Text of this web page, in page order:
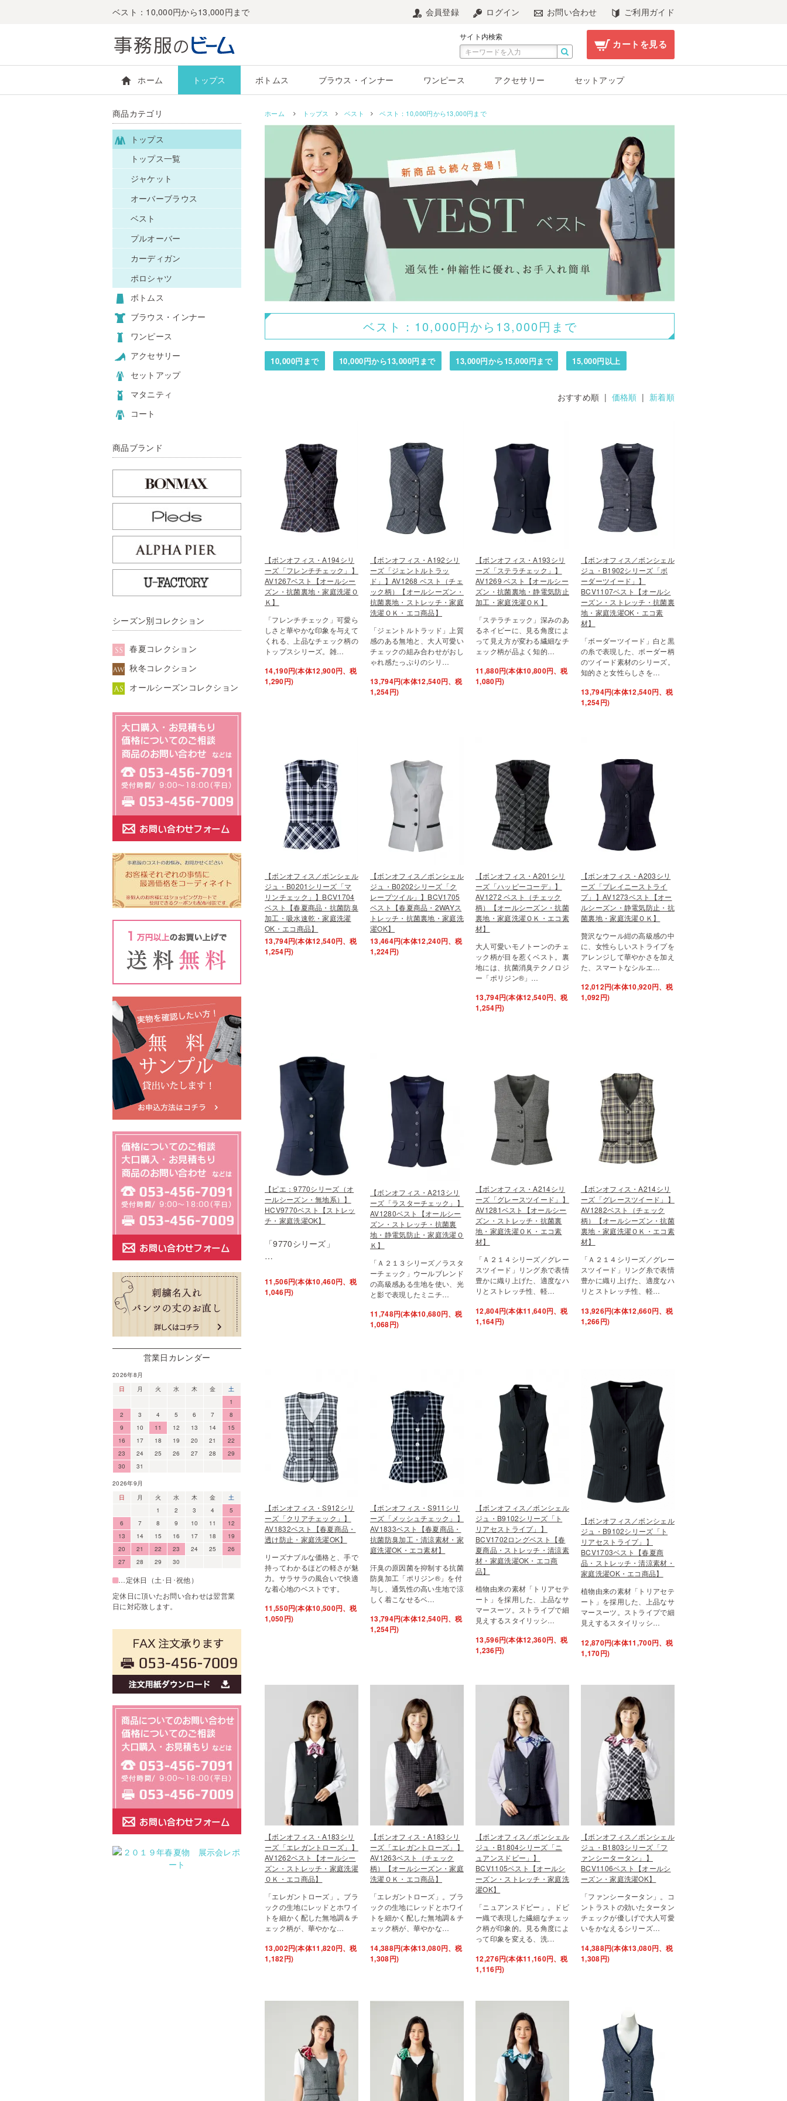
ベスト：10,000円から13,000円まで 会員登録 ログイン お問い合わせ ご利用ガイド
サイト内検索
カートを見る
ホーム トップス ボトムス ブラウス・インナー ワンピース アクセサリー セットアップ
ホーム トップス ベスト ベスト：10,000円から13,000円まで
ベスト：10,000円から13,000円まで
10,000円まで 10,000円から13,000円まで 13,000円から15,000円まで 15,000円以上
おすすめ順 | 価格順 | 新着順
【ボンオフィス・A194シリ
ーズ「フレンチチェック」】
AV1267ベスト【オールシー
ズン・抗菌裏地・家庭洗濯Ｏ
Ｋ】
「フレンチチェック」可愛ら
しさと華やかな印象を与えて
くれる、上品なチェック柄の
トップスシリーズ。雑…
14,190円(本体12,900円、税
1,290円)
【ボンオフィス・A192シリ
ーズ「ジェントルトラッ
ド」】AV1268 ベスト（チェ
ック柄）【オールシーズン・
抗菌裏地・ストレッチ・家庭
洗濯ＯＫ・エコ商品】
「ジェントルトラッド」上質
感のある無地と、大人可愛い
チェックの組み合わせがおし
ゃれ感たっぷりのシリ…
13,794円(本体12,540円、税
1,254円)
【ボンオフィス・A193シリ
ーズ「ステラチェック」】
AV1269 ベスト【オールシー
ズン・抗菌裏地・静電気防止
加工・家庭洗濯ＯＫ】
「ステラチェック」深みのあ
るネイビーに、見る角度によ
って見え方が変わる繊細なチ
ェック柄が品よく知的…
11,880円(本体10,800円、税
1,080円)
【ボンオフィス／ボンシェル
ジュ・B1902シリーズ「ボ
ーダーツイード」】
BCV1107ベスト【オールシ
ーズン・ストレッチ・抗菌裏
地・家庭洗濯OK・エコ素
材】
「ボーダーツイード」白と黒
の糸で表現した、ボーダー柄
のツイード素材のシリーズ。
知的さと女性らしさを…
13,794円(本体12,540円、税
1,254円)
【ボンオフィス／ボンシェル
ジュ・B0201シリーズ「マ
リンチェック」】BCV1704
ベスト【春夏商品・抗菌防臭
加工・吸水速乾・家庭洗濯
OK・エコ商品】
13,794円(本体12,540円、税
1,254円)
【ボンオフィス／ボンシェル
ジュ・B0202シリーズ「ク
レープツイル」】BCV1705
ベスト【春夏商品・2WAYス
トレッチ・抗菌裏地・家庭洗
濯OK】
13,464円(本体12,240円、税
1,224円)
【ボンオフィス・A201シリ
ーズ「ハッピーコーデ」】
AV1272 ベスト（チェック
柄）【オールシーズン・抗菌
裏地・家庭洗濯ＯＫ・エコ素
材】
大人可愛いモノトーンのチェ
ック柄が目を惹くベスト。裏
地には、抗菌消臭テクノロジ
ー「ポリジン®」…
13,794円(本体12,540円、税
1,254円)
【ボンオフィス・A203シリ
ーズ「ブレイニーストライ
プ」】AV1273ベスト【オー
ルシーズン・静電気防止・抗
菌裏地・家庭洗濯ＯＫ】
贅沢なウール紺の高級感の中
に、女性らしいストライプを
アレンジして華やかさを加え
た、スマートなシルエ…
12,012円(本体10,920円、税
1,092円)
【ピエ：9770シリーズ（オ
ールシーズン・無地系）】
HCV9770ベスト【ストレッ
チ・家庭洗濯OK】
「9770シリーズ」
…
11,506円(本体10,460円、税
1,046円)
【ボンオフィス・A213シリ
ーズ「ラスターチェック」】
AV1280ベスト【オールシー
ズン・ストレッチ・抗菌裏
地・静電気防止・家庭洗濯Ｏ
Ｋ】
「Ａ２１３シリーズ／ラスタ
ーチェック」ウールブレンド
の高級感ある生地を使い、光
と影で表現したミニチ…
11,748円(本体10,680円、税
1,068円)
【ボンオフィス・A214シリ
ーズ「グレースツイード」】
AV1281ベスト【オールシー
ズン・ストレッチ・抗菌裏
地・家庭洗濯ＯＫ・エコ素
材】
「Ａ２１４シリーズ／グレー
スツイード」リング糸で表情
豊かに織り上げた、適度なハ
リとストレッチ性、軽…
12,804円(本体11,640円、税
1,164円)
【ボンオフィス・A214シリ
ーズ「グレースツイード」】
AV1282ベスト（チェック
柄）【オールシーズン・抗菌
裏地・家庭洗濯ＯＫ・エコ素
材】
「Ａ２１４シリーズ／グレー
スツイード」リング糸で表情
豊かに織り上げた、適度なハ
リとストレッチ性、軽…
13,926円(本体12,660円、税
1,266円)
【ボンオフィス・S912シリ
ーズ「クリアチェック」】
AV1832ベスト【春夏商品・
透け防止・家庭洗濯OK】
リーズナブルな価格と、手で
持ってわかるほどの軽さが魅
力。サラサラの風合いで快適
な着心地のベストです。
11,550円(本体10,500円、税
1,050円)
【ボンオフィス・S911シリ
ーズ「メッシュチェック」】
AV1833ベスト【春夏商品・
抗菌防臭加工・清涼素材・家
庭洗濯OK・エコ素材】
汗臭の原因菌を抑制する抗菌
防臭加工「ポリジン®」を付
与し、通気性の高い生地で涼
しく着こなせるベ…
13,794円(本体12,540円、税
1,254円)
【ボンオフィス／ボンシェル
ジュ・B9102シリーズ「ト
リアセストライプ」】
BCV1702ロングベスト【春
夏商品・ストレッチ・清涼素
材・家庭洗濯OK・エコ商
品】
植物由来の素材「トリアセテ
ート」を採用した、上品なサ
マースーツ。ストライプで細
見えするスタイリッシ…
13,596円(本体12,360円、税
1,236円)
【ボンオフィス／ボンシェル
ジュ・B9102シリーズ「ト
リアセストライプ」】
BCV1703ベスト【春夏商
品・ストレッチ・清涼素材・
家庭洗濯OK・エコ商品】
植物由来の素材「トリアセテ
ート」を採用した、上品なサ
マースーツ。ストライプで細
見えするスタイリッシ…
12,870円(本体11,700円、税
1,170円)
【ボンオフィス・A183シリ
ーズ「エレガントローズ」】
AV1262ベスト【オールシー
ズン・ストレッチ・家庭洗濯
ＯＫ・エコ商品】
「エレガントローズ」。ブラ
ックの生地にレッドとホワイ
トを細かく配した無地調＆チ
ェック柄が、華やかな…
13,002円(本体11,820円、税
1,182円)
【ボンオフィス・A183シリ
ーズ「エレガントローズ」】
AV1263ベスト（チェック
柄）【オールシーズン・家庭
洗濯ＯＫ・エコ商品】
「エレガントローズ」。ブラ
ックの生地にレッドとホワイ
トを細かく配した無地調＆チ
ェック柄が、華やかな…
14,388円(本体13,080円、税
1,308円)
【ボンオフィス／ボンシェル
ジュ・B1804シリーズ「ニ
ュアンスドビー」】
BCV1105ベスト【オールシ
ーズン・ストレッチ・家庭洗
濯OK】
「ニュアンスドビー」。ドビ
ー織で表現した繊細なチェッ
ク柄が印象的。見る角度によ
って印象を変える、洗…
12,276円(本体11,160円、税
1,116円)
【ボンオフィス／ボンシェル
ジュ・B1803シリーズ「フ
ァンシータータン」】
BCV1106ベスト【オールシ
ーズン・家庭洗濯OK】
「ファンシータータン」。コ
ントラストの効いたタータン
チェックが優しげで大人可愛
いをかなえるシリーズ…
14,388円(本体13,080円、税
1,308円)
商品カテゴリ
トップス
トップス一覧
ジャケット
オーバーブラウス
ベスト
プルオーバー
カーディガン
ポロシャツ
ボトムス
ブラウス・インナー
ワンピース
アクセサリー
セットアップ
マタニティ
コート
商品ブランド
シーズン別コレクション
春夏コレクション
秋冬コレクション
オールシーズンコレクション
営業日カレンダー
2026年8月
日
月 火 水 木 金
土
1
2
3 4 5 6 7
8
9
10 11 12 13 14
15
16
17 18 19 20 21
22
23
24 25 26 27 28
29
30
31
2026年9月
日
月 火 水 木 金
土
1
2 3 4
5
6
7 8 9 10 11
12
13
14 15 16 17 18
19
20
21 22 23 24 25
26
27
28 29 30
…定休日（土･日･祝他）
定休日に頂いたお問い合わせは翌営業
日に対応致します。